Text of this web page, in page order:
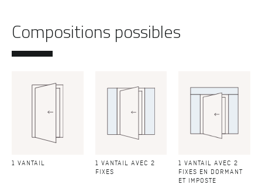
Compositions possibles
1 VANTAIL
1 VANTAIL AVEC 2
FIXES
1 VANTAIL AVEC 2
FIXES EN DORMANT
ET IMPOSTE